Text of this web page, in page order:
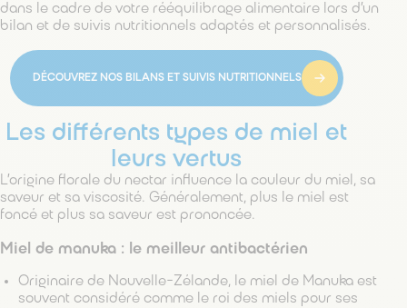
dans le cadre de votre rééquilibrage alimentaire lors d’un
bilan et de suivis nutritionnels adaptés et personnalisés.
DÉCOUVREZ NOS BILANS ET SUIVIS NUTRITIONNELS
Les différents types de miel et
leurs vertus
L’origine florale du nectar influence la couleur du miel, sa
saveur et sa viscosité. Généralement, plus le miel est
foncé et plus sa saveur est prononcée.
Miel de manuka : le meilleur antibactérien
Originaire de Nouvelle-Zélande, le miel de Manuka est
souvent considéré comme le roi des miels pour ses